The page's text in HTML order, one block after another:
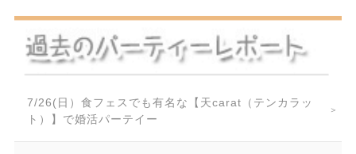
7/26(日）食フェスでも有名な【天carat（テンカラッ
ト）】で婚活パーテイー